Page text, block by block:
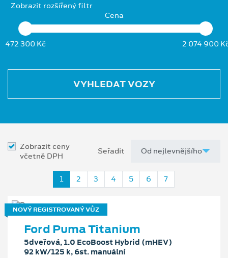
Zobrazit rozšířený filtr
Cena
472 300 Kč 2 074 900
VYHLEDAT VOZY
Zobrazit ceny
včetně DPH
Seřadit
1 2 3 4 5 6 7
NOVÝ REGISTROVANÝ VŮZ
Ford Puma Titanium
5dveřová, 1.0 EcoBoost Hybrid (mHEV)
92 kW/125 k, 6st. manuální